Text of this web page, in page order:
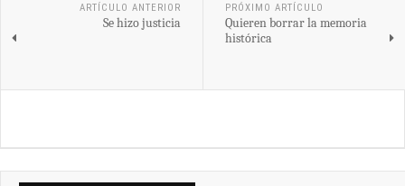
ARTÍCULO ANTERIOR
Se hizo justicia
PRÓXIMO ARTÍCULO
Quieren borrar la memoria
histórica